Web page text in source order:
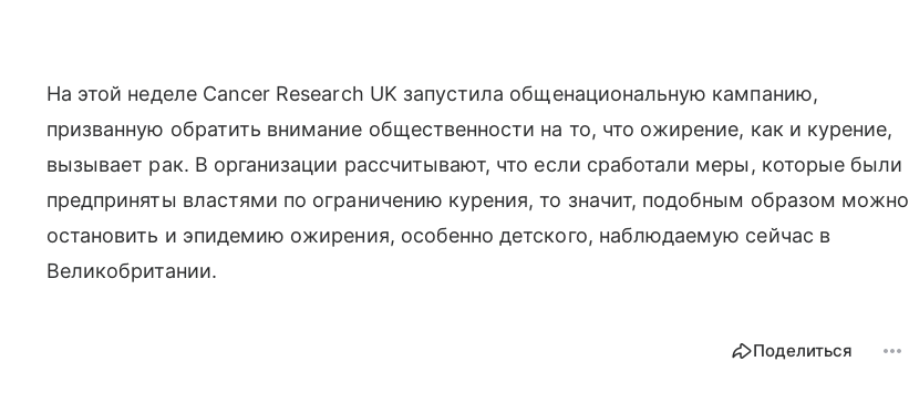
На этой неделе Cancer Research UK запустила общенациональную кампанию,
призванную обратить внимание общественности на то, что ожирение, как и курение,
вызывает рак. В организации рассчитывают, что если сработали меры, которые были
предприняты властями по ограничению курения, то значит, подобным образом можно
остановить и эпидемию ожирения, особенно детского, наблюдаемую сейчас в
Великобритании.
Поделиться